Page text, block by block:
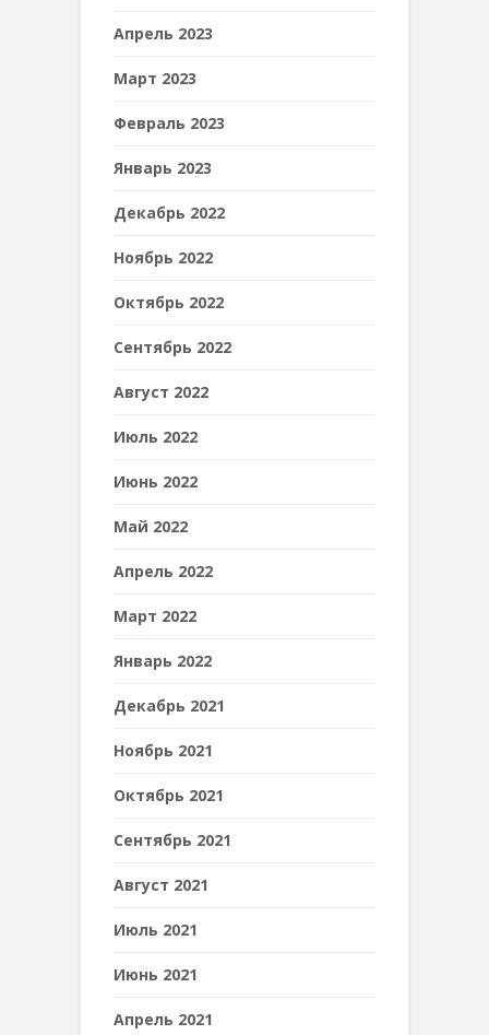
Апрель 2023
Март 2023
Февраль 2023
Январь 2023
Декабрь 2022
Ноябрь 2022
Октябрь 2022
Сентябрь 2022
Август 2022
Июль 2022
Июнь 2022
Май 2022
Апрель 2022
Март 2022
Январь 2022
Декабрь 2021
Ноябрь 2021
Октябрь 2021
Сентябрь 2021
Август 2021
Июль 2021
Июнь 2021
Апрель 2021